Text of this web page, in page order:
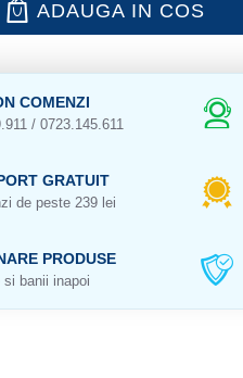
ADAUGA IN COS
COMENZI
/ 0723.145.611
GRATUIT
de peste 239 lei
PRODUSE
si banii inapoi